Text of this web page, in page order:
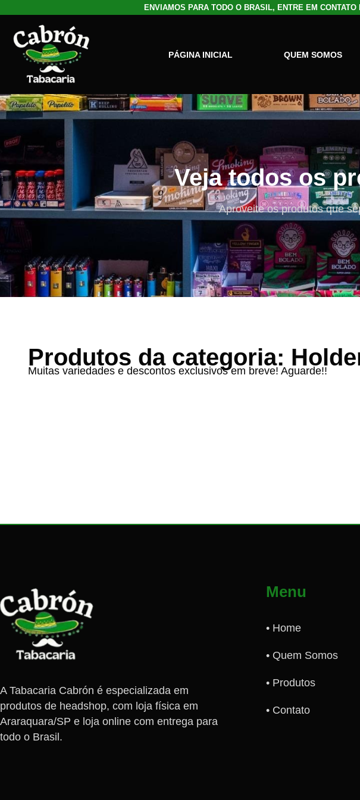
ENVIAMOS PARA TODO O BRASIL, ENTRE EM
PÁGINA INICIAL QUEM SOMOS
Veja todos os
Aproveite os produtos que
Produtos da categoria:
Muitas variedades e descontos exclusivos em breve! Aguarde!!
A Tabacaria Cabrón é especializada em
produtos de headshop, com loja física em
Araraquara/SP e loja online com entrega para
todo o Brasil.
Menu
• Home
• Quem Somos
• Produtos
• Contato